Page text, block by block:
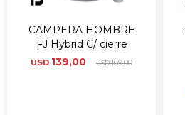
CAMPERA HOMBRE
FJ Hybrid C/ cierre
USD 139,00 USD169,00